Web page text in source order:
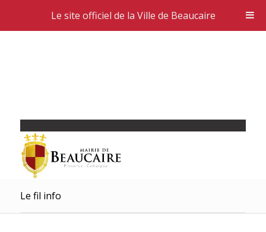
Le fil info
Le site officiel de la Ville de Beaucaire